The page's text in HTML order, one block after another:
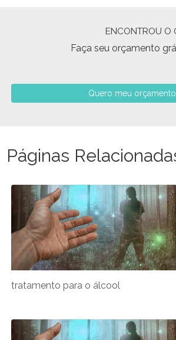
ENCONTROU O
Faça seu orçamento
Quero meu orçamento
Páginas
tratamento para o álcool